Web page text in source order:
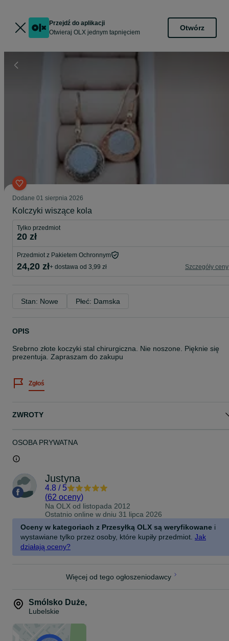
Przejdź do aplikacji
Otwieraj OLX jednym tapnięciem
Otwórz
Dodane 01 sierpnia 2026
Kolczyki wiszące kola
Tylko przedmiot
20 zł
Przedmiot z Pakietem Ochronnym
24,20 zł+ dostawa od 3,99 zł Szczegóły ceny
Stan: Nowe Płeć: Damska
OPIS
Srebrno złote koczyki stal chirurgiczna. Nie noszone. Pięknie się
prezentuja. Zapraszam do zakupu
Zgłoś
ZWROTY
OSOBA PRYWATNA
Justyna
4.8 / 5
(62 oceny)
Na OLX od listopada 2012
Ostatnio online w dniu 31 lipca 2026
Oceny w kategoriach z Przesyłką OLX są weryfikowane i
wystawiane tylko przez osoby, które kupiły przedmiot. Jak
działają oceny?
Więcej od tego ogłoszeniodawcy
Smólsko Duże,
Lubelskie